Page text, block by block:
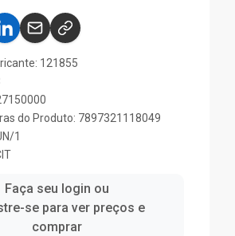
121855
do Produto: 7897321118049
1
Faça seu login ou
se para ver preços e
comprar